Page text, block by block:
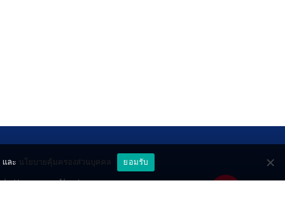
Lottery
About
และ นโยบายคุ้มครองส่วนบุคคล ยอมรับ